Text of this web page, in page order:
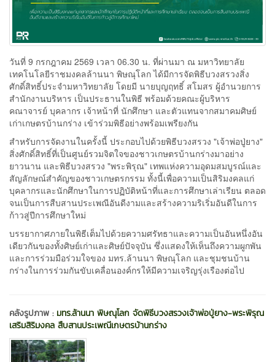
วันที่ 9 กรกฎาคม 2569 เวลา 06.30 น. ที่ผ่านมา ณ มหาวิทยาลัย
เทคโนโลยีราชมงคลล้านนา พิษณุโลก ได้มีการจัดพิธีบวงสรวงสิ่ง
ศักดิ์สิทธิ์ประจำมหาวิทยาลัย โดยมี นายบุญฤทธิ์ สโมสร ผู้อำนวยการ
สำนักงานบริหาร เป็นประธานในพิธี พร้อมด้วยคณะผู้บริหาร
คณาจารย์ บุคลากร เจ้าหน้าที่ นักศึกษา และตัวแทนจากสมาคมศิษย์
เก่าเกษตรบ้านกร่าง เข้าร่วมพิธีอย่างพร้อมเพรียงกัน
สำหรับการจัดงานในครั้งนี้ ประกอบไปด้วยพิธีบวงสรวง "เจ้าพ่อปู่ยาง"
สิ่งศักดิ์สิทธิ์ที่เป็นศูนย์รวมจิตใจของชาวเกษตรบ้านกร่างมาอย่าง
ยาวนาน และพิธีบวงสรวง "พระพิรุณ" เทพแห่งความอุดมสมบูรณ์และ
สัญลักษณ์สำคัญของชาวเกษตรกรรม ทั้งนี้เพื่อความเป็นสิริมงคลแก่
บุคลากรและนักศึกษาในการปฏิบัติหน้าที่และการศึกษาเล่าเรียน ตลอด
จนเป็นการสืบสานประเพณีอันดีงามและสร้างความริเริ่มอันดีในการ
ก้าวสู่ปีการศึกษาใหม่
บรรยากาศภายในพิธีเต็มไปด้วยความศรัทธาและความเป็นอันหนึ่งอัน
เดียวกันของทั้งศิษย์เก่าและศิษย์ปัจจุบัน ซึ่งแสดงให้เห็นถึงความผูกพัน
และการร่วมมือร่วมใจของ มทร.ล้านนา พิษณุโลก และชุมชนบ้าน
กร่างในการร่วมกันขับเคลื่อนองค์กรให้มีความเจริญรุ่งเรืองต่อไป
คลังรูปภาพ : มทร.ล้านนา พิษณุโลก จัดพิธีบวงสรวงเจ้าพ่อปู่ยาง-พระพิรุณ
เสริมสิริมงคล สืบสานประเพณีเกษตรบ้านกร่าง